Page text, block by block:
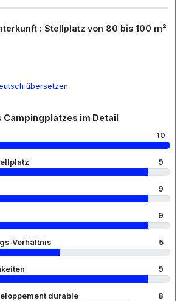
: Stellplatz von 80 bis 100 m²
übersetzen
Campingplatzes im Detail
10
9
9
9
Verhältnis 5
9
durable 8